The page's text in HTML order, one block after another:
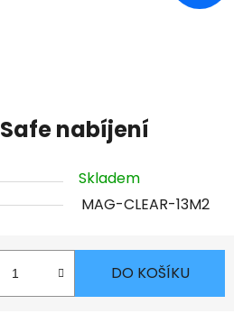
nabíjení
Skladem
MAG-CLEAR-13M2
DO KOŠÍKU